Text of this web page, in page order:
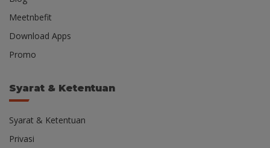
Meetnbefit
Download Apps
Promo
Syarat & Ketentuan
Syarat & Ketentuan
Privasi